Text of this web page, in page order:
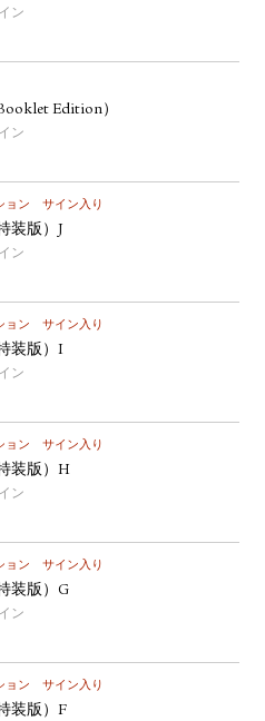
ン
Edition）
ン
ョン サイン入り
装版）J
ン
ョン サイン入り
装版）I
ン
ョン サイン入り
装版）H
ン
ョン サイン入り
装版）G
ン
ョン サイン入り
装版）F